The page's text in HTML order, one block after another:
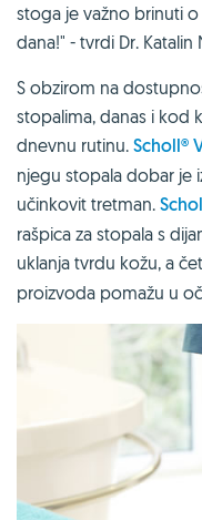
stoga je važno brinuti
dana!" - tvrdi Dr.
S obzirom na
stopalima, danas i kod
dnevnu rutinu. Scholl®
njegu stopala dobar je
učinkovit tretman.
rašpica za stopala s
uklanja tvrdu kožu, a
proizvoda pomažu u